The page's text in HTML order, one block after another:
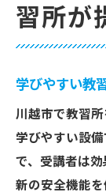
習所が
学びやすい教
川越市で教習
学びやすい設
で、受講者は
新の安全機能